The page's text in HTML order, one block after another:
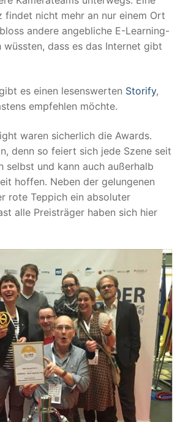
findet nicht mehr an nur einem Ort
andere angebliche E-Learning-
wüssten, dass es das Internet gibt
es einen lesenswerten Storify,
empfehlen möchte.
waren sicherlich die Awards.
denn so feiert sich jede Szene seit
selbst und kann auch außerhalb
hoffen. Neben der gelungenen
rote Teppich ein absoluter
alle Preisträger haben sich hier